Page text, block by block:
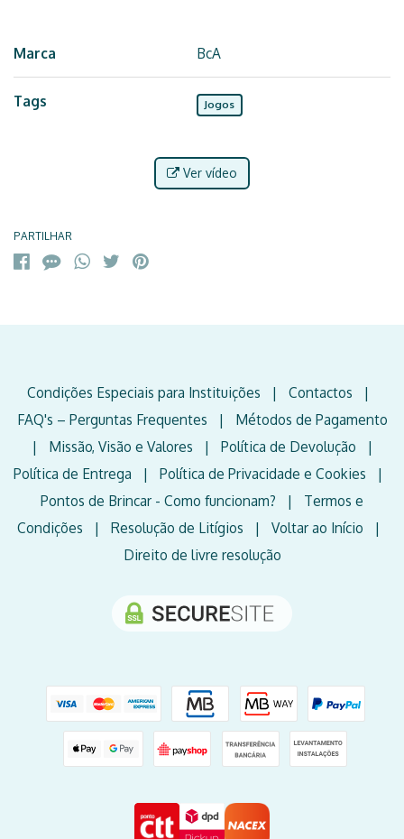
Marca BcA
Tags Jogos
Ver vídeo
PARTILHAR
Condições Especiais para Instituições | Contactos |
FAQ's – Perguntas Frequentes | Métodos de Pagamento
| Missão, Visão e Valores | Política de Devolução |
Política de Entrega | Política de Privacidade e Cookies |
Pontos de Brincar - Como funcionam? | Termos e
Condições | Resolução de Litígios | Voltar ao Início |
Direito de livre resolução